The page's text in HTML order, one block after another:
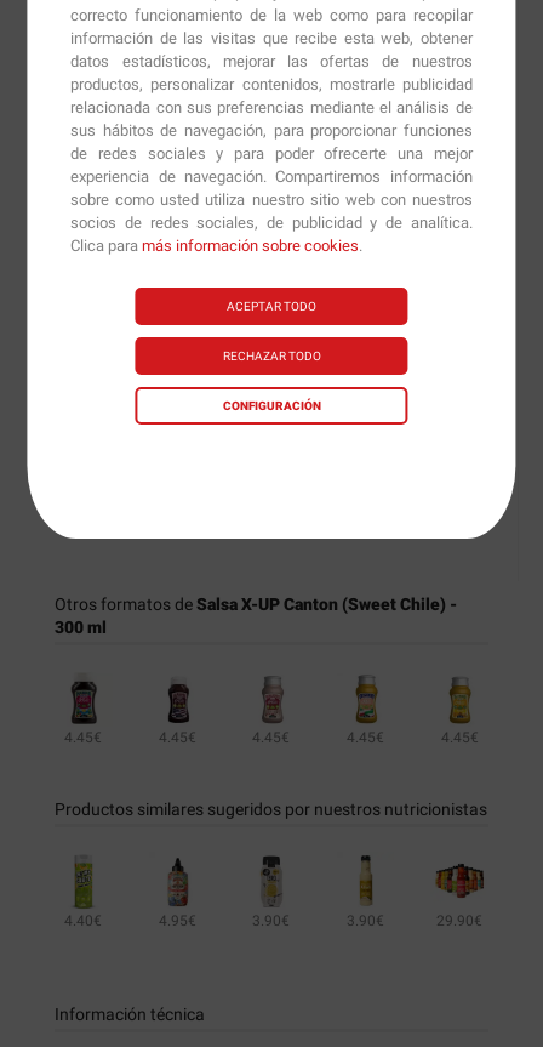
correcto funcionamiento de la web como para recopilar
información de las visitas que recibe esta web, obtener
datos estadísticos, mejorar las ofertas de nuestros
productos, personalizar contenidos, mostrarle publicidad
relacionada con sus preferencias mediante el análisis de
sus hábitos de navegación, para proporcionar funciones
de redes sociales y para poder ofrecerte una mejor
experiencia de navegación. Compartiremos información
sobre como usted utiliza nuestro sitio web con nuestros
socios de redes sociales, de publicidad y de analítica.
Clica paramás información sobre cookies.
ACEPTAR TODO
RECHAZAR TODO
CONFIGURACIÓN
Salsa X-UPviene en un envase de plástico con sistema
antigoteo, que hará que sea muy fácil y limpio a la hora
de utilizar y que hará que podamos disfrutar al máximo
de todas sus ventajas.
Atrévete a probar las salsasSalsa X-UP,
salsas naturales 0% que transformarán tus platos en
un manjar para el paladar, transportándote a
diferentes rincones del mundo y disfrutando del mejor
sabor, con los mejores valores.
Modo de empleo:
Otros formatos deSalsa X-UP Canton (Sweet Chile) -
300 ml
4.45€ 4.45€ 4.45€ 4.45€ 4.45€
Productos similares sugeridos por nuestros nutricionistas
4.40€ 4.95€ 3.90€ 3.90€ 29.90€
Información técnica